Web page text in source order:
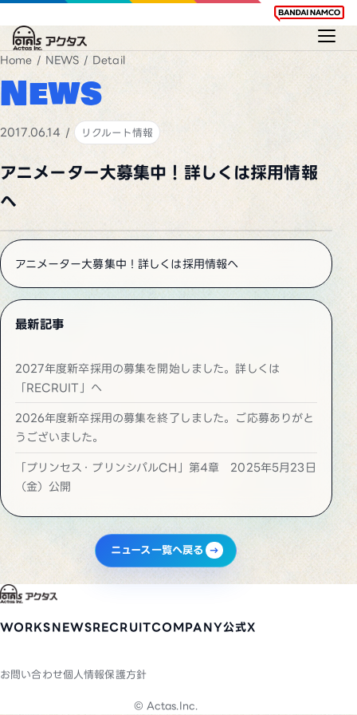
Home / NEWS / Detail
News
2017.06.14 / リクルート情報
アニメーター大募集中！詳しくは採用情報
へ
アニメーター大募集中！詳しくは採用情報へ
最新記事
2027年度新卒採用の募集を開始しました。詳しくは
「RECRUIT」へ
2026年度新卒採用の募集を終了しました。ご応募ありがと
うございました。
「プリンセス・プリンシパルCH」第4章 2025年5月23日
（金）公開
ニュース一覧へ戻る
WORKS NEWSRECRUITCOMPANY公式X
お問い合わせ個人情報保護方針
© Actas.Inc.